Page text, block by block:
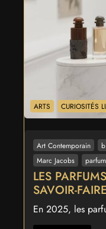
ARTS CURIOSITÉS
Art Contemporain
Marc Jacobs
LES
SAVOIR-
En 2025, les